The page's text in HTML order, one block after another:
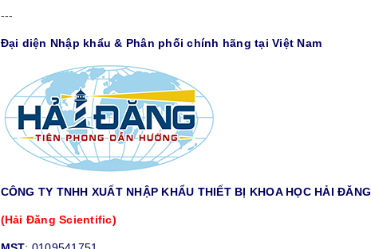
---
Đại diện Nhập khẩu & Phân phối chính hãng tại Việt Nam
CÔNG TY TNHH XUẤT NHẬP KHẨU THIẾT BỊ KHOA HỌC HẢI ĐĂNG
(Hải Đăng Scientific)